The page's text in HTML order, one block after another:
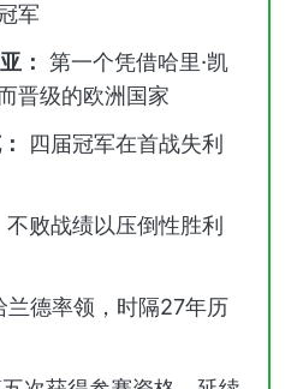
军
： 第一个凭借哈里·凯
晋级的欧洲国家
四届冠军在首战失利
不败战绩以压倒性胜利
兰德率领，时隔27年历